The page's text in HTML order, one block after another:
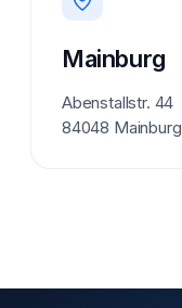
Mainburg
Abenstallstr. 44
84048 Mainburg